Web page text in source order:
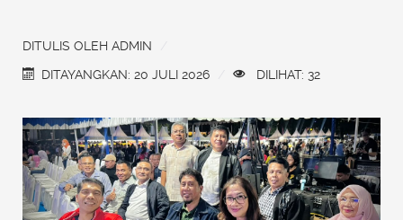
DITULIS OLEH ADMIN
DITAYANGKAN: 20 JULI 2026
DILIHAT: 32